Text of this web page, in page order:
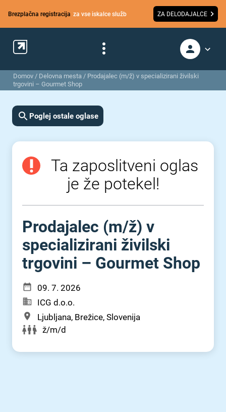
Brezplačna registracija za vse iskalce služb ZA DELODAJALCE
Domov / Delovna mesta / Prodajalec (m/ž) v specializirani živilski
trgovini – Gourmet Shop
Poglej ostale oglase
Ta zaposlitveni oglas
je že potekel!
Prodajalec (m⁠/⁠ž) v
specializirani živilski
trgovini – Gourmet Shop
09. 7. 2026
ICG d.o.o.
Ljubljana, Brežice, Slovenija
ž/m/d